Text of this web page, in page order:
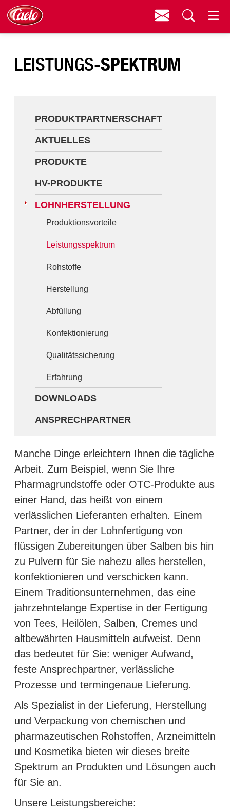
Aktuelles
Lohnherstellung
Downloads
Ansprechpartner
LEISTUNGS-SPEKTRUM
PRODUKTPARTNERSCHAFT
AKTUELLES
PRODUKTE
HV-PRODUKTE
LOHNHERSTELLUNG
Produktionsvorteile
Leistungsspektrum
Rohstoffe
Herstellung
Abfüllung
Konfektionierung
Qualitätssicherung
Erfahrung
DOWNLOADS
ANSPRECHPARTNER
Manche Dinge erleichtern Ihnen die tägliche
Arbeit. Zum Beispiel, wenn Sie Ihre
Pharmagrundstoffe oder OTC-Produkte aus
einer Hand, das heißt von einem
verlässlichen Lieferanten erhalten. Einem
Partner, der in der Lohnfertigung von
flüssigen Zubereitungen über Salben bis hin
zu Pulvern für Sie nahezu alles herstellen,
konfektionieren und verschicken kann.
Einem Traditionsunternehmen, das eine
jahrzehntelange Expertise in der Fertigung
von Tees, Heilölen, Salben, Cremes und
altbewährten Hausmitteln aufweist. Denn
das bedeutet für Sie: weniger Aufwand,
feste Ansprechpartner, verlässliche
Prozesse und termingenaue Lieferung.
Als Spezialist in der Lieferung, Herstellung
und Verpackung von chemischen und
pharmazeutischen Rohstoffen, Arzneimitteln
und Kosmetika bieten wir dieses breite
Spektrum an Produkten und Lösungen auch
für Sie an.
Unsere Leistungsbereiche: